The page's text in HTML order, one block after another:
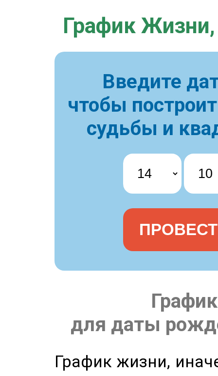
График Жизни,
Введите
чтобы
судьбы и
для даты
График жизни,